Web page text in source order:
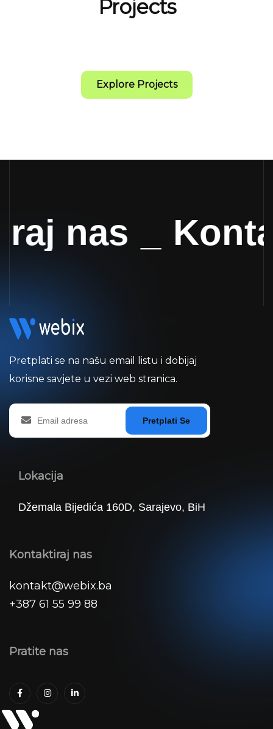
Projects
Explore Projects
nas
Pretplati se na našu email listu i dobijaj
korisne savjete u vezi web stranica.
Pretplati Se
Lokacija
Džemala Bijedića 160D, Sarajevo, BiH
Kontaktiraj nas
kontakt@webix.ba
+387 61 55 99 88
Pratite nas